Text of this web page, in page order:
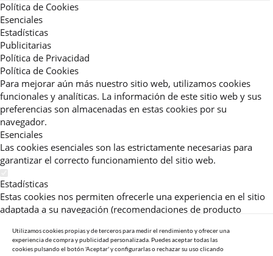
Política de Cookies
Esenciales
Estadísticas
Publicitarias
Política de Privacidad
Política de Cookies
Para mejorar aún más nuestro sitio web, utilizamos cookies
funcionales y analíticas. La información de este sitio web y sus
preferencias son almacenadas en estas cookies por su
navegador.
Esenciales
Las cookies esenciales son las estrictamente necesarias para
garantizar el correcto funcionamiento del sitio web.
Estadísticas
Estas cookies nos permiten ofrecerle una experiencia en el sitio
adaptada a su navegación (recomendaciones de producto
consultadas, etc).Al activar esta cookie, nos ayuda a mejorar aún
más su experiencia.
Utilizamos cookies propias y de terceros para medir el rendimiento y ofrecer una
experiencia de compra y publicidad personalizada. Puedes aceptar todas las
cookies pulsando el botón 'Aceptar' y configurarlas o rechazar su uso clicando